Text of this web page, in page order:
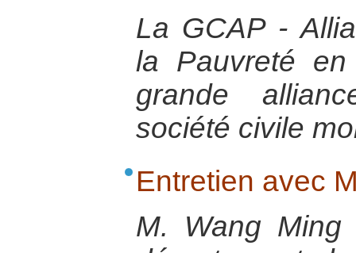
La GCAP -
la Pauvreté
grande
société civile
Entretien avec
M. Wang Ming